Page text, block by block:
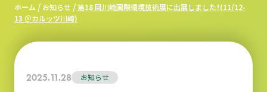
ホーム/ お知らせ /第18 回川崎国際環境技術展に出展しました！(11/12-
13 ＠カルッツ川崎)
2025.11.28 お知らせ